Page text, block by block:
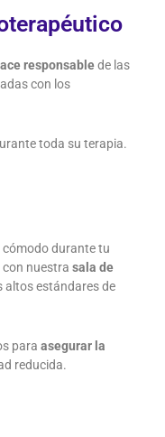
responsablede las
con los
toda su terapia.
cómodo durante tu
nuestra sala de
altos estándares de
para asegurar la
reducida.